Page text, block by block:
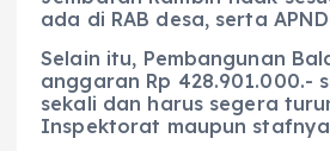
ada di RAB desa, serta
Selain itu, Pembangunan
anggaran Rp 428.901.000.-
sekali dan harus segera
Inspektorat maupun